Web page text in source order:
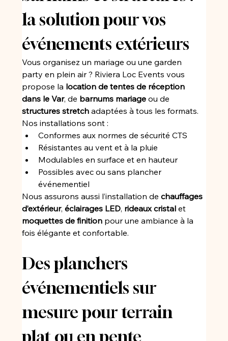
la solution pour vos
événements extérieurs
Vous organisez un mariage ou une garden
party en plein air ? Riviera Loc Events vous
propose la location de tentes de réception
dans le Var, de barnums mariage ou de
structures stretch adaptées à tous les formats.
Nos installations sont :
Conformes aux normes de sécurité CTS
Résistantes au vent et à la pluie
Modulables en surface et en hauteur
Possibles avec ou sans plancher
événementiel
Nous assurons aussi l’installation de chauffages
d’extérieur, éclairages LED, rideaux cristal et
moquettes de finition pour une ambiance à la
fois élégante et confortable.
Des planchers
événementiels sur
mesure pour terrain
plat ou en pente